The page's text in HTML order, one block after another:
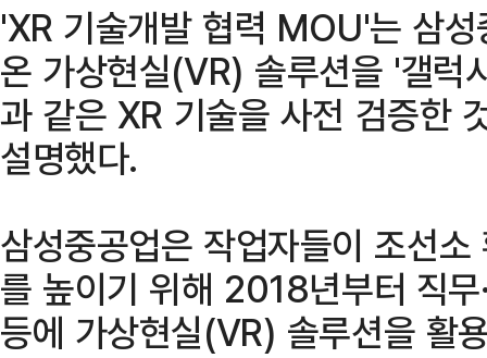
'XR 기술개발 협력 MOU'는 삼
온 가상현실(VR) 솔루션을 '갤럭
과 같은 XR 기술을 사전 검증한
설명했다.
삼성중공업은 작업자들이 조선
를 높이기 위해 2018년부터 직
등에 가상현실(VR) 솔루션을 활